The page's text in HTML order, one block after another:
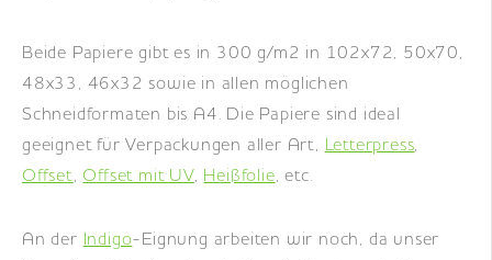
Beide Papiere gibt es in 300 g/m2 in 102x72, 50x70,
48x33, 46x32 sowie in allen möglichen
Schneidformaten bis A4. Die Papiere sind ideal
geeignet für Verpackungen aller Art, Letterpress,
Offset,Offset mit UV, Heißfolie, etc.
An der Indigo-Eignung arbeiten wir noch, da unser